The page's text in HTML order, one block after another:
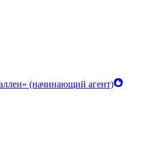
(начинающий агент)